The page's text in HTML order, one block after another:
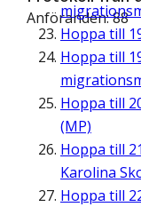
Hoppa till
Hoppa till
Hoppa till
(MP)
Hoppa till
Karolina
Hoppa till
Anföranden: 88